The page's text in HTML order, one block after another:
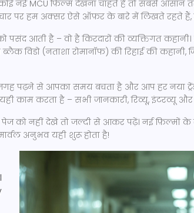
नई MCU फ़िल्म देखना चाहते हैं तो सबसे आसान
पर हम अक्सर ऐसे ऑफ़र के बारे में लिखते रहते
आती है – वो है किरदारों की व्यक्तिगत कहानी।
ब्लैक विडो (नताशा रोमानॉफ) की रिहाई की
पढ़ने से आपका समय बचता है और आप हर नया
काम करता है – सभी जानकारी, रिव्यू, इंटरव्यू
को नहीं देखे तो जल्दी से आकर पढ़ें। नई फ़िल्मों के
अनुभव यही शुरू होता है!